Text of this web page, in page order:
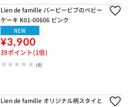
Lien de famille バーピービブのべビー
ケーキ K01-00606 ピンク
NEW
¥3,900
39ポイント(1倍)
(0)
Lien de famille オリジナル柄スタイと